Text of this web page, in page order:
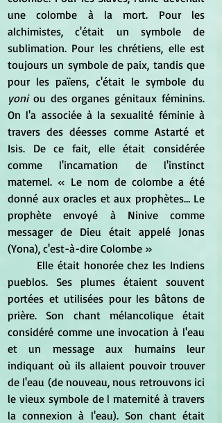
une colombe à la mort. Pour les
alchimistes, c'était un symbole de
sublimation. Pour les chrétiens, elle est
toujours un symbole de paix, tandis que
yoni ou des organes génitaux féminins.
On l'a associée à la sexualité féminie à
travers des déesses comme Astarté et
Isis. De ce fait, elle était considérée
comme l'incarnation de l'instinct
maternel. « Le nom de colombe a été
donné aux oracles et aux prophètes… Le
prophète envoyé à Ninive comme
messager de Dieu était appelé Jonas
(Yona), c'est-à-dire Colombe »
pueblos. Ses plumes étaient souvent
portées et utilisées pour les bâtons de
prière. Son chant mélancolique était
considéré comme une invocation à l'eau
et un message aux humains leur
indiquant où ils allaient pouvoir trouver
de l'eau (de nouveau, nous retrouvons ici
le vieux symbole de l maternité à travers
la connexion à l'eau). Son chant était